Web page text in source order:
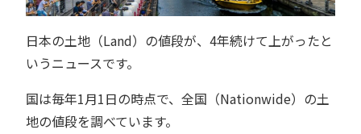
日本の土地（Land）の値段が、4年続けて上がったと
いうニュースです。
国は毎年1月1日の時点で、全国（Nationwide）の土
地の値段を調べています。